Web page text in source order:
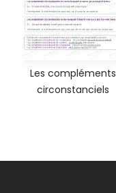
Les compléments
circonstanciels